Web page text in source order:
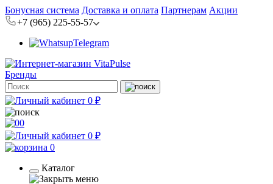
Бонусная система Доставка и оплата Партнерам Акции
+7 (965) 225-55-57
Telegram
Бренды
0 ₽
0
0 ₽
0
Каталог